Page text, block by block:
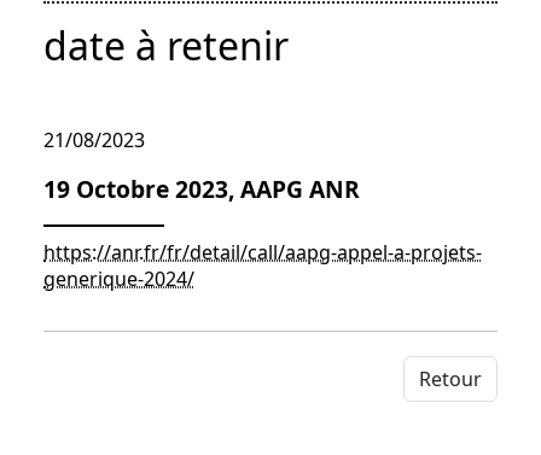
date à retenir
21/08/2023
19 Octobre 2023, AAPG ANR
https://anr.fr/fr/detail/call/aapg-appel-a-projets-
generique-2024/
Retour